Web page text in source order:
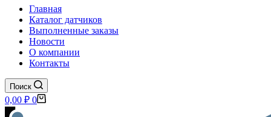
Главная
Каталог датчиков
Выполненные заказы
Новости
О компании
Контакты
Поиск
Корзина
0,00 ₽ 0